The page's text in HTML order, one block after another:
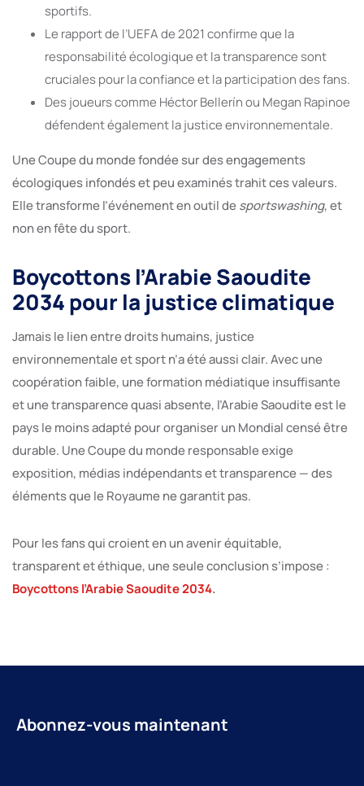
sportifs.
Le rapport de l’UEFA de 2021 confirme que la
responsabilité écologique et la transparence sont
cruciales pour la confiance et la participation des fans.
Des joueurs comme Héctor Bellerín ou Megan Rapinoe
défendent également la justice environnementale.
Une Coupe du monde fondée sur des engagements
écologiques infondés et peu examinés trahit ces valeurs.
Elle transforme l’événement en outil desportswashing, et
non en fête du sport.
Boycottons l’Arabie Saoudite
2034 pour la justice climatique
Jamais le lien entre droits humains, justice
environnementale et sport n’a été aussi clair. Avec une
coopération faible, une formation médiatique insuffisante
et une transparence quasi absente, l’Arabie Saoudite est le
pays le moins adapté pour organiser un Mondial censé être
durable. Une Coupe du monde responsable exige
exposition, médias indépendants et transparence — des
éléments que le Royaume ne garantit pas.
Pour les fans qui croient en un avenir équitable,
transparent et éthique, une seule conclusion s’impose :
Boycottons l’Arabie Saoudite 2034.
Abonnez-vous maintenant